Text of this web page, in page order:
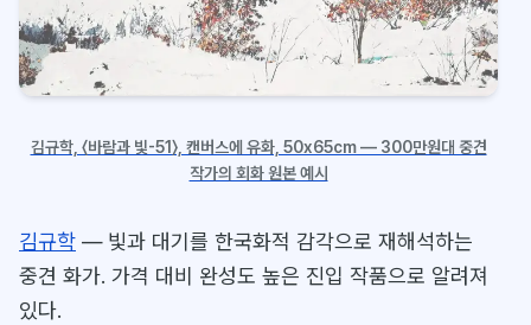
김규학, 〈바람과 빛-51〉, 캔버스에 유화, 50x65cm — 300만원대 중견
작가의 회화 원본 예시
김규학 — 빛과 대기를 한국화적 감각으로 재해석하는
중견 화가. 가격 대비 완성도 높은 진입 작품으로 알려져
있다.